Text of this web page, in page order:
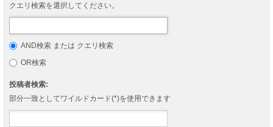
クエリ検索を選択してください。
AND検索 または クエリ検索
OR検索
投稿者検索:
部分一致としてワイルドカード(*)を使用できます